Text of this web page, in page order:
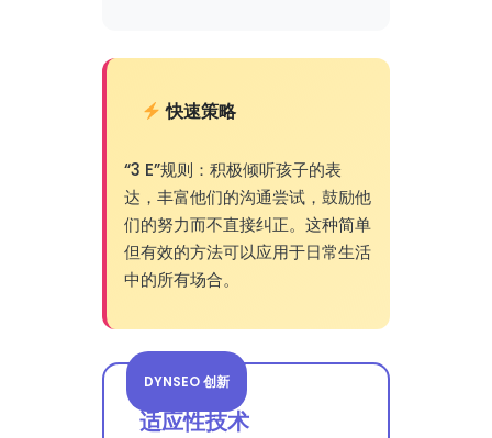
快速策略
“3 E”规则：积极倾听孩子的表
达，丰富他们的沟通尝试，鼓励他
们的努力而不直接纠正。这种简单
但有效的方法可以应用于日常生活
中的所有场合。
DYNSEO 创新
适应性技术